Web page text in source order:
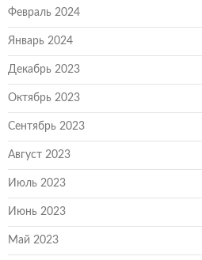
Февраль 2024
Январь 2024
Декабрь 2023
Октябрь 2023
Сентябрь 2023
Август 2023
Июль 2023
Июнь 2023
Май 2023